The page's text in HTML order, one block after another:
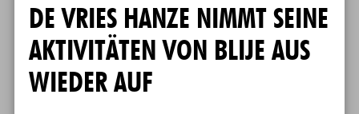
DE VRIES HANZE NIMMT SEINE
AKTIVITÄTEN VON BLIJE AUS
WIEDER AUF